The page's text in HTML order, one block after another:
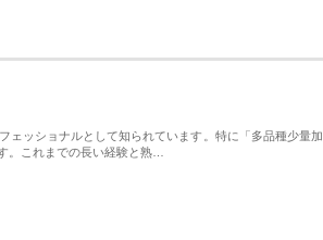
ェッショナルとして知られています。特に「多品種少量加
。これまでの長い経験と熟…